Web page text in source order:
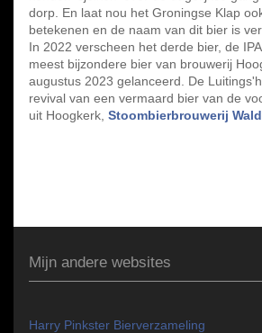
dorp. En laat nou het Groningse Klap
betekenen en de naam van dit bier is
In 2022 verscheen het derde bier, de
meest bijzondere bier van brouwerij
augustus 2023 gelanceerd. De
revival van een vermaard bier van de
uit Hoogkerk,Stoombierbrouwerij
Mijn andere websites
Harry Pinkster Bierverzameling